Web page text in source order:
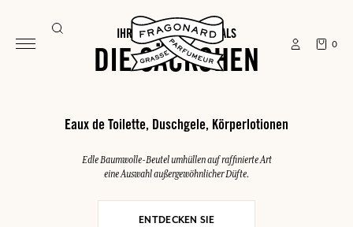
0
IHRE SOMMER-ESSENTIALS
DIE SÄCKCHEN
Eaux de Toilette, Duschgele, Körperlotionen
Edle Baumwolle-Beutel umhüllen auf raffinierte Art
eine Auswahl außergewöhnlicher Düfte.
ENTDECKEN SIE